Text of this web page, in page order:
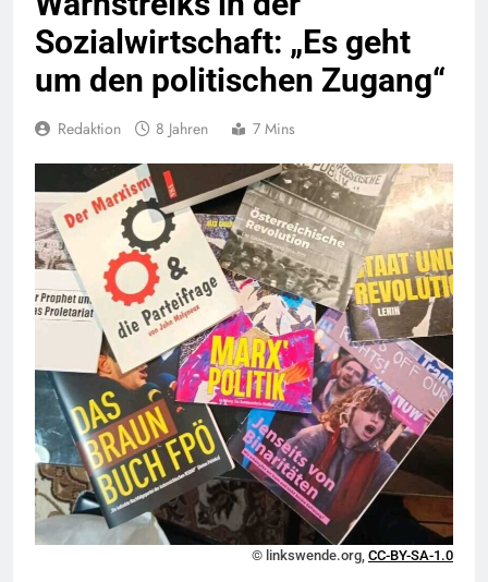
Sozialwirtschaft: „Es geht
um den politischen Zugang“
Redaktion 8 Jahren 7 Mins
© linkswende.org, CC-BY-SA-1.0